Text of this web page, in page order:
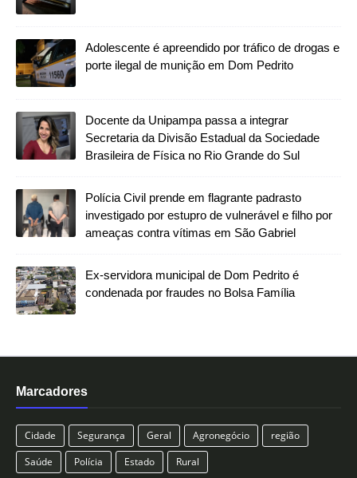
Adolescente é apreendido por tráfico de drogas e
porte ilegal de munição em Dom Pedrito
Docente da Unipampa passa a integrar
Secretaria da Divisão Estadual da Sociedade
Brasileira de Física no Rio Grande do Sul
Polícia Civil prende em flagrante padrasto
investigado por estupro de vulnerável e filho por
ameaças contra vítimas em São Gabriel
Ex-servidora municipal de Dom Pedrito é
condenada por fraudes no Bolsa Família
Marcadores
Cidade Segurança Geral Agronegócio
região
Saúde
Polícia Estado Rural